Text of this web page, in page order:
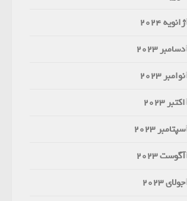
ژانویه 2024
دسامبر 2023
نوامبر 2023
اکتبر 2023
سپتامبر 2023
آگوست 2023
جولای 2023